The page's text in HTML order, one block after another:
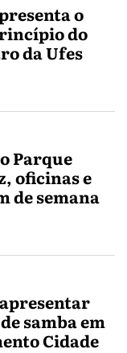
o
do
da Ufes
Parque
oficinas e
de semana
samba em
Cidade